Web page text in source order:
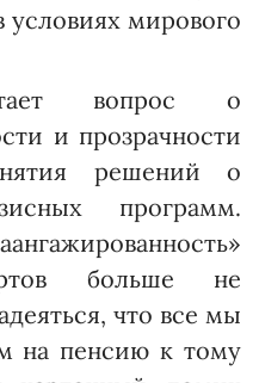
условиях мирового
вопрос о
и прозрачности
решений о
программ.
больше не
что все мы
на пенсию к тому